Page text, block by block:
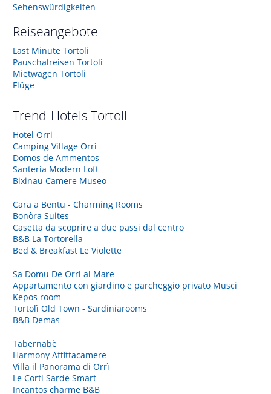
Sehenswürdigkeiten
Reiseangebote
Last Minute Tortoli
Pauschalreisen Tortoli
Mietwagen Tortoli
Flüge
Trend-Hotels Tortoli
Hotel Orri
Camping Village Orrì
Domos de Ammentos
Santeria Modern Loft
Bixinau Camere Museo
Cara a Bentu - Charming Rooms
Bonòra Suites
Casetta da scoprire a due passi dal centro
B&B La Tortorella
Bed & Breakfast Le Violette
Sa Domu De Orrì al Mare
Appartamento con giardino e parcheggio privato Musci
Kepos room
Tortolì Old Town - Sardiniarooms
B&B Demas
Tabernabè
Harmony Affittacamere
Villa il Panorama di Orrì
Le Corti Sarde Smart
Incantos charme B&B